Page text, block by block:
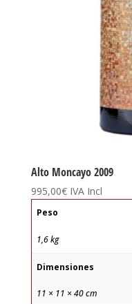
Alto Moncayo 2009
995,00€ IVA Incl
Peso
1,6 kg
Dimensiones
11 × 11 × 40 cm